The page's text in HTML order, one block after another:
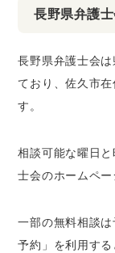
長野県弁護
長野県弁護士会
ており、佐久市
す。
相談可能な曜日
士会のホームペー
一部の無料相談
予約」を利用す